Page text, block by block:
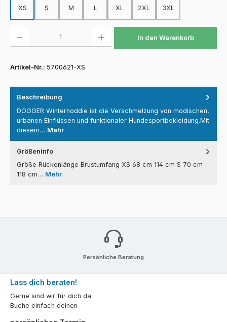
XS S M L XL 2XL 3XL
In den Warenkorb
Artikel-Nr.: 5700621-XS
Beschreibung
DOGGER Winterhoddie ist die Verschmelzung von modischen,
urbanen Einflüssen und funktionaler Hundesportbekleidung.Mit
diesem… Mehr
Größeninfo
Größe Rückenlänge Brustumfang XS 68 cm 114 cm S 70 cm
118 cm… Mehr
Persönliche Beratung
Lass dich beraten!
Gerne sind wir für dich da.
Buche einfach deinen